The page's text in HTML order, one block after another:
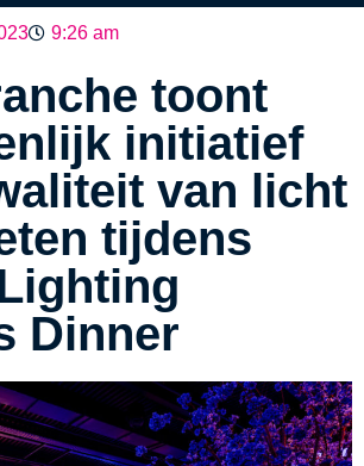
9:26 am
toont
initiatief
van licht
tijdens
Dinner